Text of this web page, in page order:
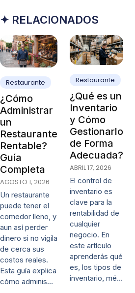
✦ RELACIONADOS
Restaurante
¿Cómo
Administrar
un
Restaurante
Rentable?
Guía
Completa
AGOSTO 1, 2026
Un restaurante
puede tener el
comedor lleno, y
aun así perder
dinero si no vigila
de cerca sus
costos reales.
Esta guía explica
cómo adminis…
Restaurante
¿Qué es un
Inventario
y Cómo
Gestionarlo
de Forma
Adecuada?
ABRIL 17, 2026
El control de
inventario es
clave para la
rentabilidad de
cualquier
negocio. En
este artículo
aprenderás qué
es, los tipos de
inventario, mé…